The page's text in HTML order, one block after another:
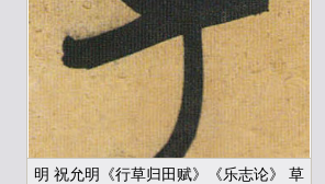
明 祝允明《行草归田赋》《乐志论》 草